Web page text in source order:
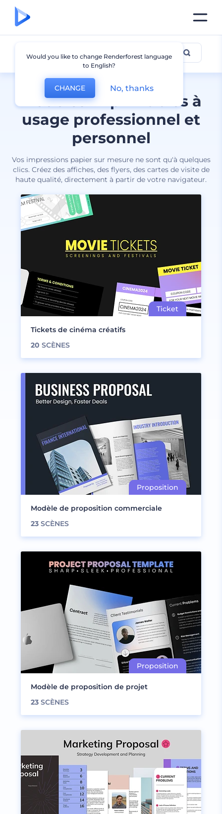
Modèles imprimables à
usage professionnel et
personnel
Vos impressions papier sur mesure ne sont qu'à quelques
clics. Créez des affiches, des flyers, des cartes de visite de
haute qualité, directement à partir de votre navigateur.
Pour impression
Tickets de cinéma créatifs
20 SCÈNES
Modèle de proposition commerciale
23 SCÈNES
Modèle de proposition de projet
23 SCÈNES
Would you like to change Renderforest language
to English?
CHANGE No, thanks